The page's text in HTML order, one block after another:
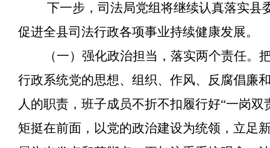
下一步，司法局党组将继续认真落实县
促进全县司法行政各项事业持续健康发展。
（一）强化政治担当，落实两个责任
行政系统党的思想、组织、作风、反腐倡廉
人的职责，班子成员不折不扣履行好“一岗双
矩挺在前面，以党的政治建设为统领，立足